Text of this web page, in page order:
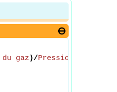
gaz )/Pression saturée